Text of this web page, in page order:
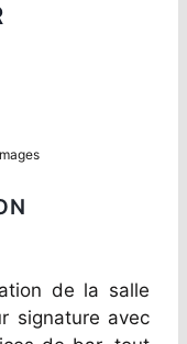
de la salle
signature avec